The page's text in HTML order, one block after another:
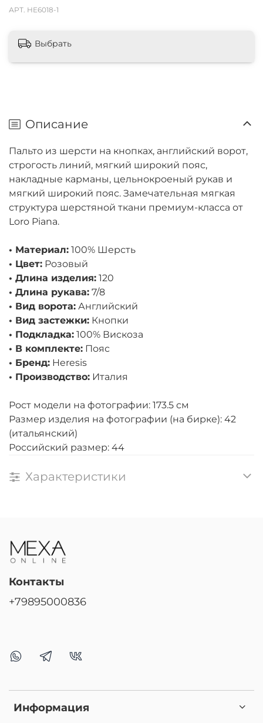
АРТ. HE6018-1
Выбрать
Описание
Пальто из шерсти на кнопках, английский ворот,
строгость линий, мягкий широкий пояс,
накладные карманы, цельнокроеный рукав и
мягкий широкий пояс. Замечательная мягкая
структура шерстяной ткани премиум-класса от
Loro Piana.
• Материал: 100% Шерсть
• Цвет: Розовый
• Длина изделия: 120
• Длина рукава: 7/8
• Вид ворота: Английский
• Вид застежки: Кнопки
• Подкладка: 100% Вискоза
• В комплекте: Пояс
• Бренд: Heresis
• Производство: Италия
Рост модели на фотографии: 173.5 см
Размер изделия на фотографии (на бирке): 42
(итальянский)
Российский размер: 44
Характеристики
Информация
Контакты
+79895000836